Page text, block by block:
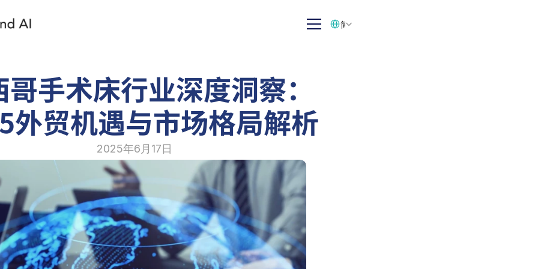
手术床行业深度洞察：
外贸机遇与市场格局解析
2025年6月17日
简体中文